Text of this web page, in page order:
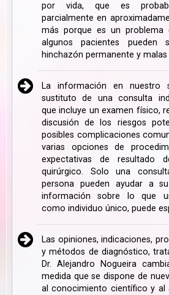
por vida, que es
parcialmente en
más porque es un problema
algunos pacientes
hinchazón permanente y
La información en
sustituto de una consulta
que incluye un examen físico,
discusión de los riesgos
posibles complicaciones
varias opciones de
expectativas de resultado
quirúrgico. Solo una
persona pueden ayudar a
información sobre lo que
como individuo único, puede
Las opiniones, indicaciones,
y métodos de diagnóstico,
Dr. Alejandro Nogueira
medida que se dispone de
al conocimiento científico y al